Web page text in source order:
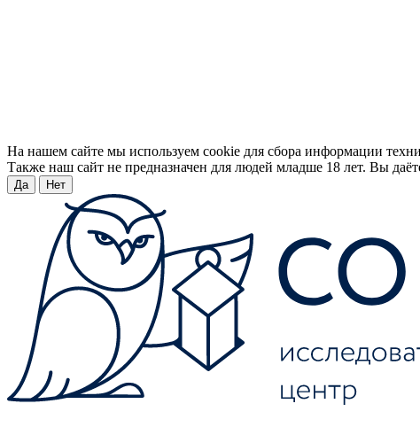
На нашем сайте мы используем cookie для сбора информации
Также наш сайт не предназначен для людей младше 18 лет. Вы
Да Нет